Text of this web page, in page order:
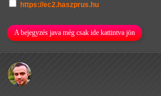
https://ec2.haszprus.hu
A bejegyzés java még csak ide kattintva jön